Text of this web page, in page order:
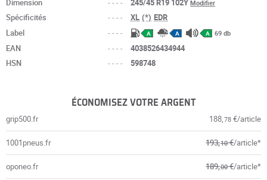
Dimension
---- 245/45 R19 102YModifier
Spécificités ---- XL (*) EDR
Label
---- A A A 69 db
EAN ----
4038526434944
HSN
---- 598748
ÉCONOMISEZ VOTRE ARGENT
grip500.fr 188,78 €/article
1001pneus.fr 193,10€/article*
oponeo.fr 189,00€/article*